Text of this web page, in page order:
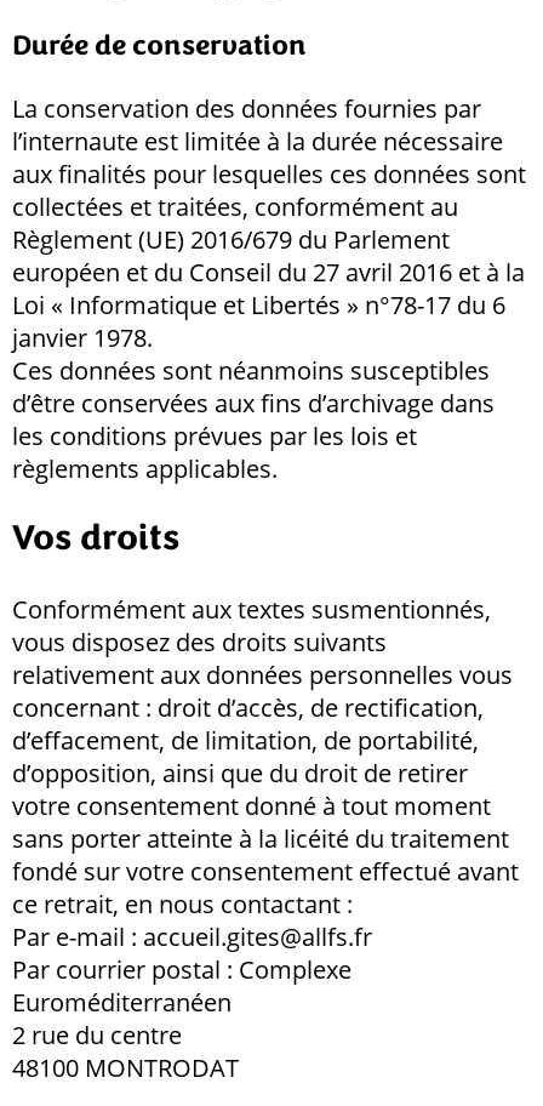
Durée de conservation
La conservation des données fournies par
l’internaute est limitée à la durée nécessaire
aux finalités pour lesquelles ces données sont
collectées et traitées, conformément au
Règlement (UE) 2016/679 du Parlement
européen et du Conseil du 27 avril 2016 et à la
Loi « Informatique et Libertés » n°78-17 du 6
janvier 1978.
Ces données sont néanmoins susceptibles
d’être conservées aux fins d’archivage dans
les conditions prévues par les lois et
règlements applicables.
Vos droits
Conformément aux textes susmentionnés,
vous disposez des droits suivants
relativement aux données personnelles vous
concernant : droit d’accès, de rectification,
d’effacement, de limitation, de portabilité,
d’opposition, ainsi que du droit de retirer
votre consentement donné à tout moment
sans porter atteinte à la licéité du traitement
fondé sur votre consentement effectué avant
ce retrait, en nous contactant :
Par e-mail : accueil.gites@allfs.fr
Par courrier postal : Complexe
Euroméditerranéen
2 rue du centre
48100 MONTRODAT